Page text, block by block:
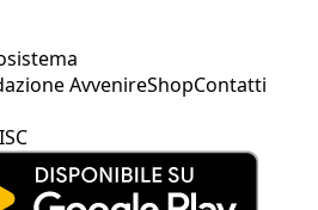
AvvenireShopContatti